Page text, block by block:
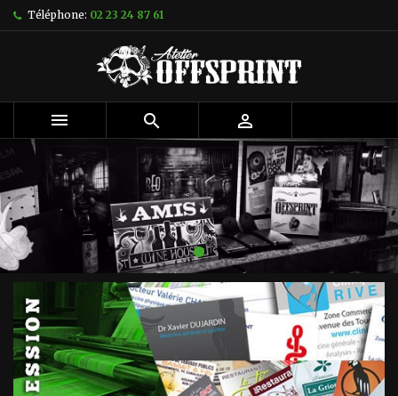
Téléphone: 02 23 24 87 61
  